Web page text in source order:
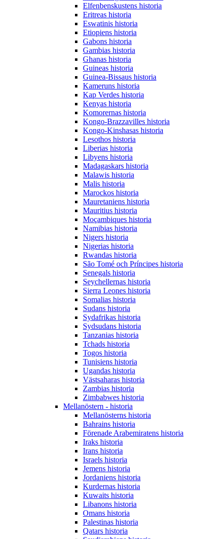
Elfenbenskustens historia
Eritreas historia
Eswatinis historia
Etiopiens historia
Gabons historia
Gambias historia
Ghanas historia
Guineas historia
Guinea-Bissaus historia
Kameruns historia
Kap Verdes historia
Kenyas historia
Komorernas historia
Kongo-Brazzavilles historia
Kongo-Kinshasas historia
Lesothos historia
Liberias historia
Libyens historia
Madagaskars historia
Malawis historia
Malis historia
Marockos historia
Mauretaniens historia
Mauritius historia
Moçambiques historia
Namibias historia
Nigers historia
Nigerias historia
Rwandas historia
São Tomé och Príncipes historia
Senegals historia
Seychellernas historia
Sierra Leones historia
Somalias historia
Sudans historia
Sydafrikas historia
Sydsudans historia
Tanzanias historia
Tchads historia
Togos historia
Tunisiens historia
Ugandas historia
Västsaharas historia
Zambias historia
Zimbabwes historia
Mellanöstern - historia
Mellanösterns historia
Bahrains historia
Förenade Arabemiratens historia
Iraks historia
Irans historia
Israels historia
Jemens historia
Jordaniens historia
Kurdernas historia
Kuwaits historia
Libanons historia
Omans historia
Palestinas historia
Qatars historia